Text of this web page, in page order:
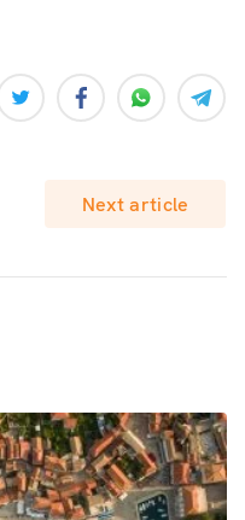
Next article